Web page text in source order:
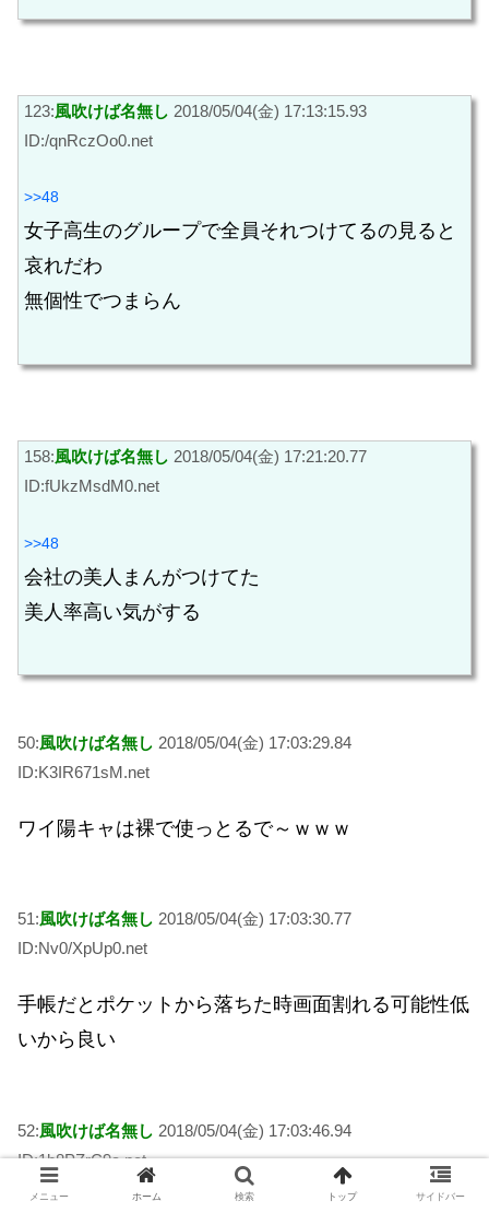
123:風吹けば名無し 2018/05/04(金) 17:13:15.93
ID:/qnRczOo0.net
>>48
女子高生のグループで全員それつけてるの見ると
哀れだわ
無個性でつまらん
158:風吹けば名無し 2018/05/04(金) 17:21:20.77
ID:fUkzMsdM0.net
>>48
会社の美人まんがつけてた
美人率高い気がする
50:風吹けば名無し 2018/05/04(金) 17:03:29.84
ID:K3IR671sM.net
ワイ陽キャは裸で使っとるで～ｗｗｗ
51:風吹けば名無し 2018/05/04(金) 17:03:30.77
ID:Nv0/XpUp0.net
手帳だとポケットから落ちた時画面割れる可能性低
いから良い
52:風吹けば名無し 2018/05/04(金) 17:03:46.94
ID:1b8PZrC9a.net
メニュー ホーム 検索 トップ サイドバー